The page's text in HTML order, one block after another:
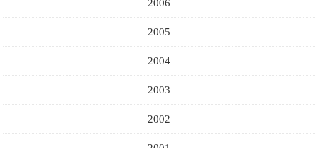
2006
2005
2004
2003
2002